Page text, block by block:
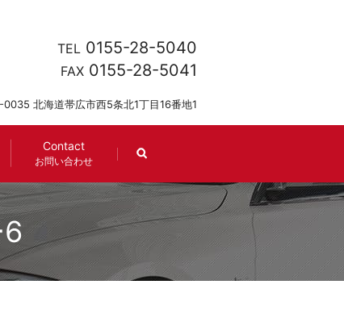
Contact
お問い合わせ search
TEL 0155-28-5040
FAX 0155-28-5041
北海道帯広市西5条北1丁目16番地1